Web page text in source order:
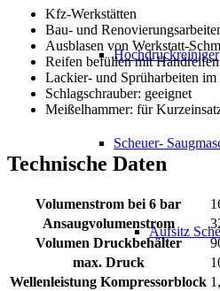
Hochdruckreiniger
Scheuer-
Aufsitz
Kfz-Werkstätten
Bau- und
Ausblasen von Werkstatt-
Reifen befüllen mit
Lackier- und Sprüharbeiten im
Schlagschrauber: geeignet
Meißelhammer: für
Technische Daten
Volumenstrom bei 6 bar
Ansaugvolumenstrom
Volumen Druckbehälter
max. Druck
Wellenleistung Kompressorblock